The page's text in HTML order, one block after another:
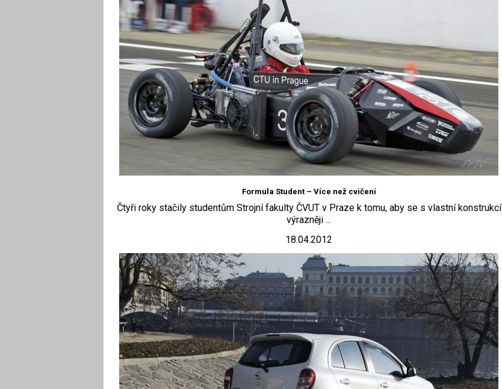
Formula Student – Více než cvičení
Čtyři roky stačily studentům Strojní fakulty ČVUT v Praze k tomu, aby se s vlastní konstrukcí
výrazněji ...
18.04.2012